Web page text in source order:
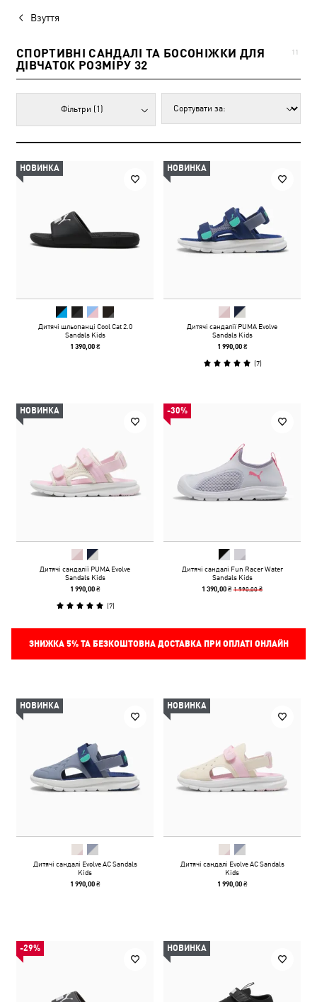
Взуття
СПОРТИВНІ САНДАЛІ ТА БОСОНІЖКИ ДЛЯ
ДІВЧАТОК РОЗМІРУ 32
11
Фільтри (1)
НОВИНКА
Дитячі шльопанці Cool Cat 2.0
Sandals Kids
1 390,00 ₴
НОВИНКА
Дитячі сандалії PUMA Evolve
Sandals Kids
1 990,00 ₴
(7)
НОВИНКА
Дитячі сандалії PUMA Evolve
Sandals Kids
1 990,00 ₴
(7)
-30%
Дитячі сандалі Fun Racer Water
Sandals Kids
1 390,00 ₴1 990,00 ₴
ЗНИЖКА 5%ТА БЕЗКОШТОВНА ДОСТАВКА ПРИ ОПЛАТІ ОНЛАЙН
НОВИНКА
Дитячі сандалі Evolve AC Sandals
Kids
1 990,00 ₴
НОВИНКА
Дитячі сандалі Evolve AC Sandals
Kids
1 990,00 ₴
-29% НОВИНКА